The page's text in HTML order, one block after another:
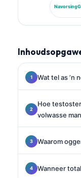
Duitse
in
Wat tel as ’n
Hoe
volwasse
Waarom
Wanneer